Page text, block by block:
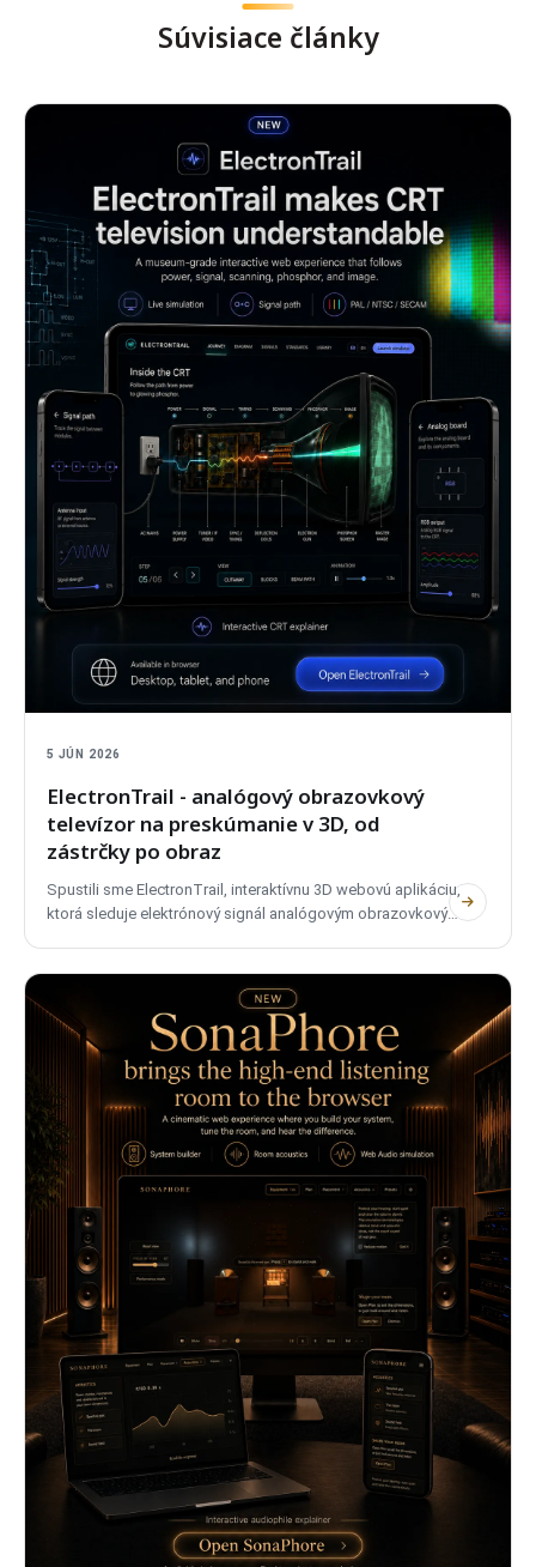
Súvisiace články
5 JÚN 2026
ElectronTrail - analógový obrazovkový
televízor na preskúmanie v 3D, od
zástrčky po obraz
Spustili sme ElectronTrail, interaktívnu 3D webovú aplikáciu,
ktorá sleduje elektrónový signál analógovým obrazovkovým